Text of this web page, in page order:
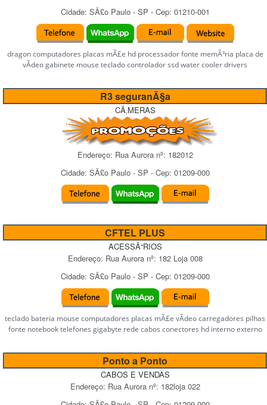
Cidade: SÃ£o Paulo- SP - Cep: 01210-001
dragon computadores placas mÃ£e hd processador fonte memÃ³ria placa de
vÃ­deo gabinete mouse teclado controlador ssd water cooler drivers
R3 seguranÃ§a
CÃ‚MERAS
Endereço: Rua Auroranº: 182012
Cidade: SÃ£o Paulo- SP - Cep: 01209-000
CFTEL PLUS
ACESSÃ“RIOS
Endereço: Rua Auroranº: 182 Loja 008
Cidade: SÃ£o Paulo- SP - Cep: 01209-000
teclado bateria mouse computadores placas mÃ£e vÃ­deo carregadores pilhas
fonte notebook telefones gigabyte rede cabos conectores hd interno externo
Ponto a Ponto
CABOS E VENDAS
Endereço: Rua Auroranº: 182loja 022